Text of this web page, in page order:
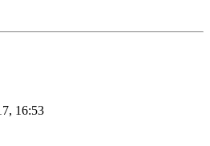
16:53